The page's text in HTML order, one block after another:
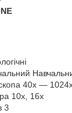
40х —
10х, 16х
3